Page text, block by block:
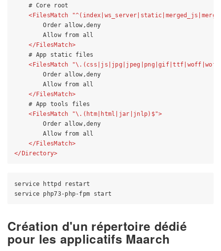
    # Core root
< FilesMatch "^( index ws_server static merged_js
        Order allow,deny
        Allow from all
</FilesMatch>
    # App static files
< FilesMatch "\ . ( css js jpg jpeg png|gif |ttf woff |
        Order allow,deny
        Allow from all
</FilesMatch>
    # App tools files
< FilesMatch "\ . ( htm| html jar jnlp)$">
        Order allow,deny
        Allow from all
</FilesMatch>
</ Directory>
service httpd restart
Création d'un répertoire dédié
pour les applicatifs Maarch